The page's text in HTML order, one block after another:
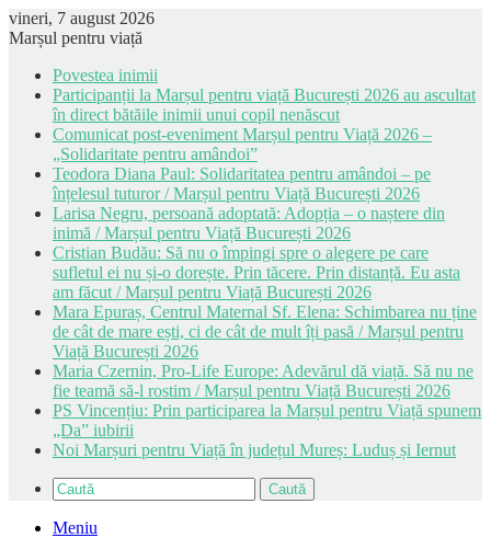
vineri, 7 august 2026
Marșul pentru viață
Povestea inimii
Participanții la Marșul pentru viață București 2026 au ascultat
în direct bătăile inimii unui copil nenăscut
Comunicat post-eveniment Marșul pentru Viață 2026 –
„Solidaritate pentru amândoi”
Teodora Diana Paul: Solidaritatea pentru amândoi – pe
înțelesul tuturor / Marșul pentru Viață București 2026
Larisa Negru, persoană adoptată: Adopția – o naștere din
inimă / Marșul pentru Viață București 2026
Cristian Budău: Să nu o împingi spre o alegere pe care
sufletul ei nu și-o dorește. Prin tăcere. Prin distanță. Eu asta
am făcut / Marșul pentru Viață București 2026
Mara Epuraș, Centrul Maternal Sf. Elena: Schimbarea nu ține
de cât de mare ești, ci de cât de mult îți pasă / Marșul pentru
Viață București 2026
Maria Czernin, Pro-Life Europe: Adevărul dă viață. Să nu ne
fie teamă să-l rostim / Marșul pentru Viață București 2026
PS Vincențiu: Prin participarea la Marșul pentru Viață spunem
„Da” iubirii
Noi Marșuri pentru Viață în județul Mureș: Luduș și Iernut
Caută
Meniu